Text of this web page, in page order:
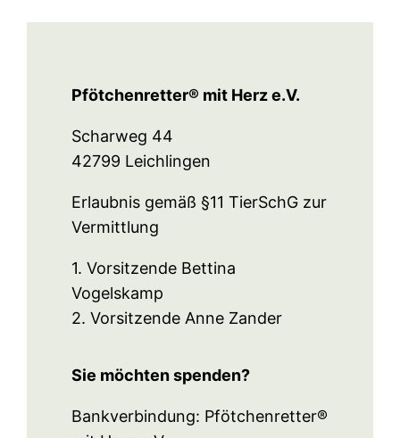
Pfötchenretter® mit Herz e.V.
Scharweg 44
42799 Leichlingen
Erlaubnis gemäß §11 TierSchG zur
Vermittlung
1. Vorsitzende Bettina
Vogelskamp
2. Vorsitzende Anne Zander
Sie möchten spenden?
Bankverbindung: Pfötchenretter®